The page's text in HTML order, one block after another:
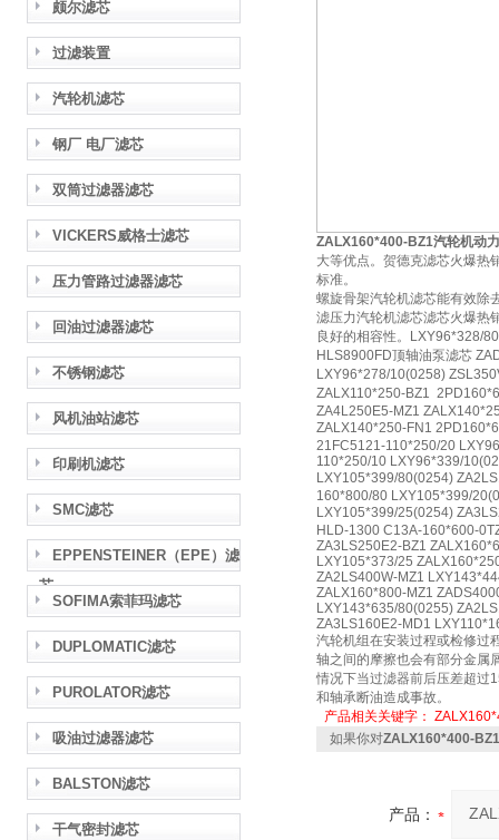
颇尔滤芯
过滤装置
汽轮机滤芯
钢厂 电厂滤芯
双筒过滤器滤芯
VICKERS威格士滤芯
压力管路过滤器滤芯
回油过滤器滤芯
不锈钢滤芯
风机油站滤芯
印刷机滤芯
SMC滤芯
EPPENSTEINER（EPE）滤
芯
SOFIMA索菲玛滤芯
DUPLOMATIC滤芯
PUROLATOR滤芯
吸油过滤器滤芯
BALSTON滤芯
干气密封滤芯
ZALX160*400-BZ1汽轮机动
大等优点。贺德克滤芯火爆热
标准。
螺旋骨架汽轮机滤芯能有效除
滤压力汽轮机滤芯滤芯火爆热
良好的相容性。LXY96*328/80
HLS8900FD顶轴油泵滤芯
LXY96*278/10(0258)
ZALX110*250-BZ1
ZA4L250E5-MZ1
ZALX140*250-FN1
21FC5121-110*250/20
110*250/10 LXY96*339/
LXY105*399/80(0254)
160*800/80 LXY105*399/
LXY105*399/25(0254)
HLD-1300 C13A-160*600-
ZA3LS250E2-BZ1
LXY105*373/25
ZA2LS400W-MZ1
ZALX160*800-MZ1
LXY143*635/80(0255)
ZA3LS160E2-MD1
汽轮机组在安装过程或检修过
轴之间的摩擦也会有部分金属
情况下当过滤器前后压差超过
和轴承断油造成事故。
产品相关关键字：
如果你对ZALX160*400-
产品：